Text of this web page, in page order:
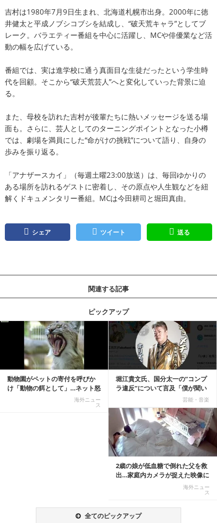
吉村は1980年7月9日生まれ、北海道札幌市出身。2000年に徳
井健太と平成ノブシコブシを結成し、“破天荒キャラ”としてブ
レーク。バラエティー番組を中心に活躍し、MCや俳優業など活
動の幅を広げている。
番組では、実は進学校に通う真面目な生徒だったという学生時
代を回顧。そこから“破天荒芸人”へと変化していった背景に迫
る。
また、母校を訪れた吉村が後輩たちに熱いメッセージを送る場
面も。さらに、芸人としてのターニングポイントとなった小樽
では、劇場を満員にした“命がけの挑戦”について語り、自身の
歩みを振り返る。
「アナザースカイ」（毎週土曜23:00放送）は、毎回ゆかりの
ある場所を訪れるゲストに密着し、その原点や人生観などを紐
解くドキュメンタリー番組。MCは今田耕司と堀田真由。
シェア ツイート 送る
関連する記事
ピックアップ
動物園がペットの寄付を呼びか
け「動物の餌として」…ネット怒
海外ニュー
ス
堀江貴文氏、国分太一の“コンプ
ラ違反”について言及「僕が聞い
芸能・音楽
記事を読む
2歳の娘が低血糖で倒れた父を救
出…家庭内カメラが捉えた映像に
海外ニュー
ス
全てのピックアップ